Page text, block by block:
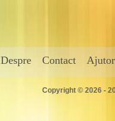
Despre Contact Ajutor
Copyright © 2026 -